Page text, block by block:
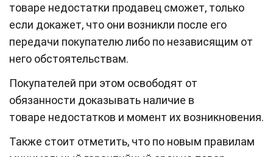
товаре недостатки продавец сможет, только
если докажет, что они возникли после его
передачи покупателю либо по независящим от
него обстоятельствам.
Покупателей при этом освободят от
обязанности доказывать наличие в
товаре недостатков и момент их возникновения.
Также стоит отметить, что по новым правилам